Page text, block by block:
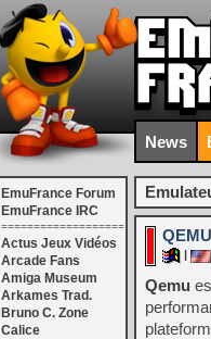
News
EmuFrance Forum
EmuFrance IRC
===================
Actus Jeux Vidéos
Arcade Fans
Amiga Museum
Arkames Trad.
Bruno C. Zone
Calice
Qemu